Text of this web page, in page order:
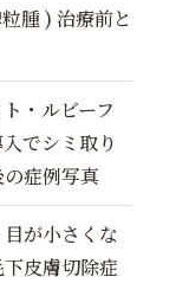
腫 ) 治療前と
・ルビーフ
でシミ取り
症例写真
が小さくな
皮膚切除症